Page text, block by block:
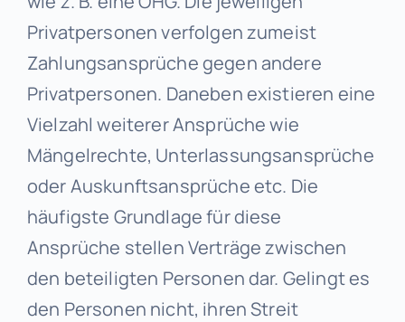
Privatpersonen verfolgen zumeist
Zahlungsansprüche gegen andere
Privatpersonen. Daneben existieren eine
Vielzahl weiterer Ansprüche wie
Mängelrechte, Unterlassungsansprüche
oder Auskunftsansprüche etc. Die
häufigste Grundlage für diese
Ansprüche stellen Verträge zwischen
den beteiligten Personen dar. Gelingt es
den Personen nicht, ihren Streit